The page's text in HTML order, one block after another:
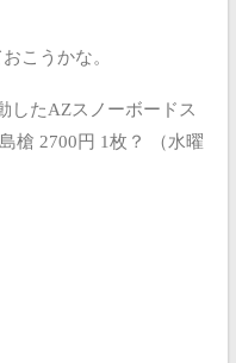
こうかな。
したAZスノーボードス
槍 2700円 1枚？
（水曜